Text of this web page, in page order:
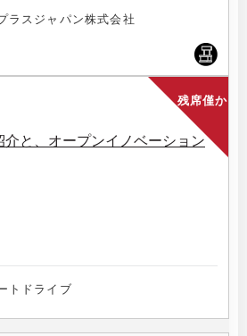
ラスジャパン株式会社
残席僅か
介と、オープンイノベーション
トドライブ